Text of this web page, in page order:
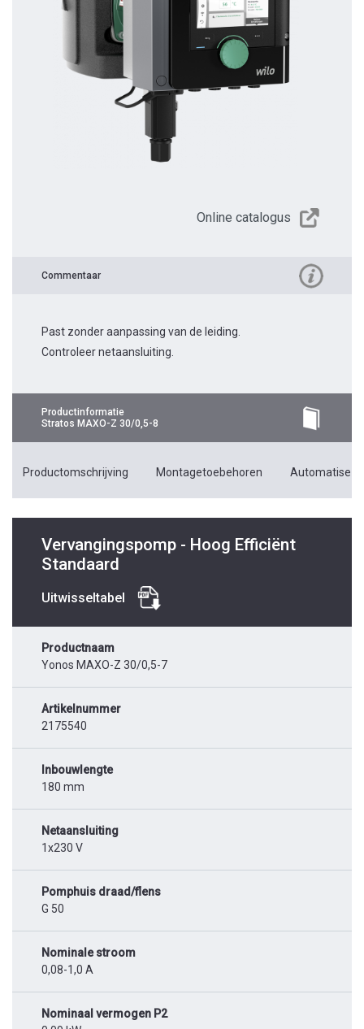
Online catalogus
Commentaar
Past zonder aanpassing van de leiding.
Controleer netaansluiting.
Productinformatie
Stratos MAXO-Z 30/0,5-8
Productomschrijving Montagetoebehoren
Vervangingspomp - Hoog Efficiënt
Standaard
Uitwisseltabel
Productnaam
Yonos MAXO-Z 30/0,5-7
Artikelnummer
2175540
Inbouwlengte
180 mm
Netaansluiting
1x230 V
Pomphuis draad/flens
G 50
Nominale stroom
0,08-1,0 A
Nominaal vermogen P2